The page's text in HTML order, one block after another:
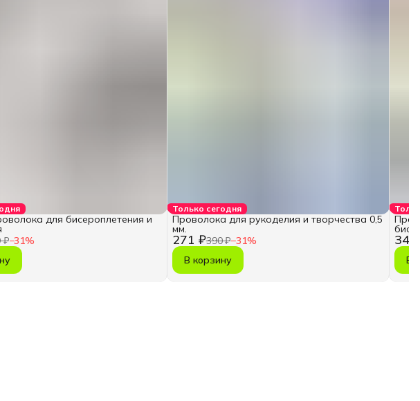
₽−31%
для бисероплетения и
Только сегодня
271 ₽390 ₽−31%
Проволока для рукоделия и творчества 0,5
мм.
В корзину
342
В